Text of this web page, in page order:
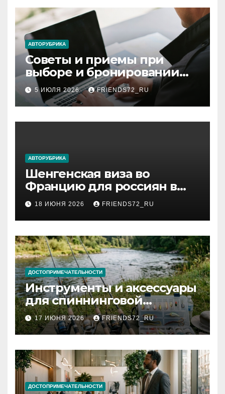
АВТОРУБРИКА
Советы и приемы при
выборе и бронировании
авиабилетов
5 ИЮЛЯ 2026 FRIENDS72_RU
АВТОРУБРИКА
Шенгенская виза во
Францию для россиян в
2026 году: сроки от 3 дней
и список необходимых
документов
18 ИЮНЯ 2026 FRIENDS72_RU
ДОСТОПРИМЕЧАТЕЛЬНОСТИ
Инструменты и аксессуары
для спиннинговой
рыбалки: назначение и
типы
17 ИЮНЯ 2026 FRIENDS72_RU
ДОСТОПРИМЕЧАТЕЛЬНОСТИ